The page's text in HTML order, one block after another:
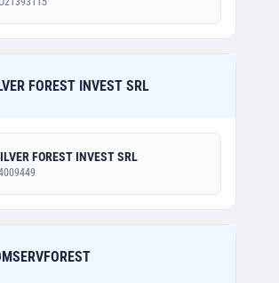
FOREST INVEST SRL
FOREST INVEST SRL